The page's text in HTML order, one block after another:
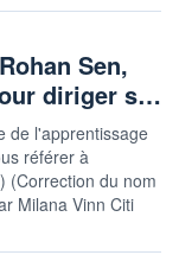
Sen,
diriger s…
de l'apprentissage
référer à
(Correction du nom
Milana Vinn Citi